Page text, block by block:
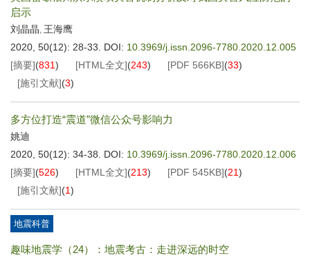
启示
刘晶晶, 王海鹰
2020, 50(12): 28-33.
DOI: 10.3969/j.issn.2096-7780.2020.12.005
[摘要](831) [HTML全文](243) [PDF 566KB](33)
[施引文献](3)
多方位打造“震道”微信公众号影响力
姚迪
2020, 50(12): 34-38.
DOI: 10.3969/j.issn.2096-7780.2020.12.006
[摘要](526) [HTML全文](213) [PDF 545KB](21)
[施引文献](1)
地震科普
趣味地震学（24）：地震考古：走进深远的时空